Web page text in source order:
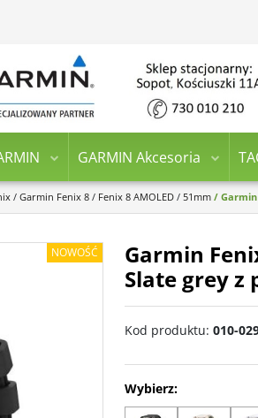
GARMIN Akcesoria
/ Garmin Fenix 8 / Fenix 8 AMOLED / 51mm / Garmin
NOWOŚĆ
Garmin
Slate grey z
Kod produktu: 010-
Wybierz: